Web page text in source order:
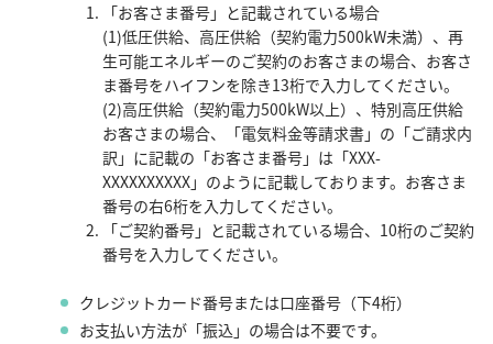
「お客さま番号」と記載されている場合
(1)低圧供給、高圧供給（契約電力500kW未満）、再
生可能エネルギーのご契約のお客さまの場合、お客さ
ま番号をハイフンを除き13桁で入力してください。
(2)高圧供給（契約電力500kW以上）、特別高圧供給
お客さまの場合、「電気料金等請求書」の「ご請求内
訳」に記載の「お客さま番号」は「XXX-
XXXXXXXXXX」のように記載しております。お客さま
番号の右6桁を入力してください。
「ご契約番号」と記載されている場合、10桁のご契約
番号を入力してください。
クレジットカード番号または口座番号（下4桁）
お支払い方法が「振込」の場合は不要です。